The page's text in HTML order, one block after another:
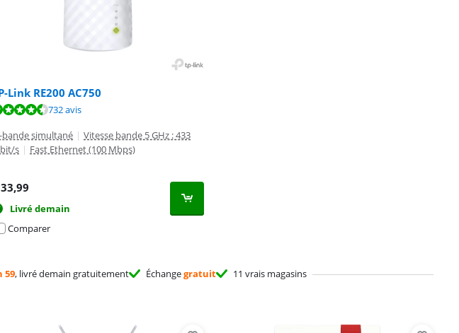
Link RE200 AC750
732 avis
bande simultané | Vitesse bande 5 GHz : 433
s | Fast Ethernet (100 Mbps)
33,99
Livré demain
Comparer
59, livré demain gratuitement Échangegratuit 11 vrais magasins